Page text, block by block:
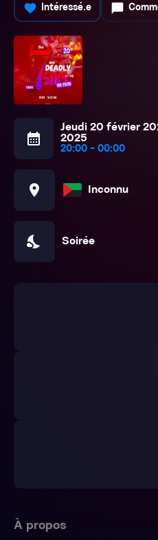
favorite Intéressé.e chat_bubble
calendar_month
Jeudi 20 février
2025
20:00 - 00:00
location_on Inconnu
nights_stay Soirée
À propos